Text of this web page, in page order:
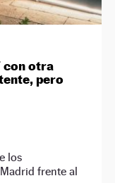
con otra
pero
los
frente al